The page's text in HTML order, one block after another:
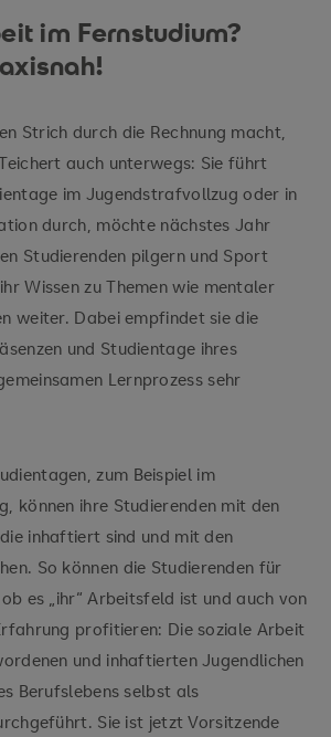
im Fernstudium?
Strich durch die Rechnung macht,
auch unterwegs: Sie führt
im Jugendstrafvollzug oder in
durch, möchte nächstes Jahr
Studierenden pilgern und Sport
Wissen zu Themen wie mentaler
weiter. Dabei empfindet sie die
und Studientage ihres
Lernprozess sehr
zum Beispiel im
können ihre Studierenden mit den
inhaftiert sind und mit den
So können die Studierenden für
es „ihr“ Arbeitsfeld ist und auch von
profitieren: Die soziale Arbeit
und inhaftierten Jugendlichen
Berufslebens selbst als
Sie ist jetzt Vorsitzende